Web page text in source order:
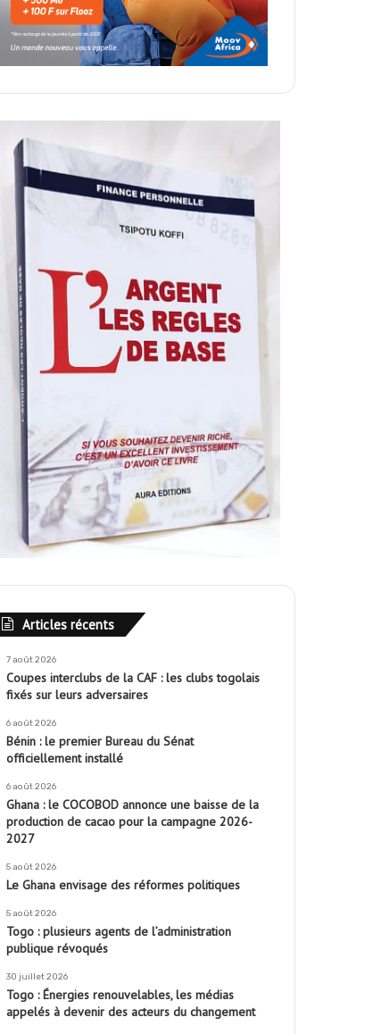
Articles récents
7 août 2026
Coupes interclubs de la CAF : les clubs togolais
fixés sur leurs adversaires
6 août 2026
Bénin : le premier Bureau du Sénat
officiellement installé
6 août 2026
Ghana : le COCOBOD annonce une baisse de la
production de cacao pour la campagne 2026-
2027
5 août 2026
Le Ghana envisage des réformes politiques
5 août 2026
Togo : plusieurs agents de l’administration
publique révoqués
30 juillet 2026
Togo : Énergies renouvelables, les médias
appelés à devenir des acteurs du changement